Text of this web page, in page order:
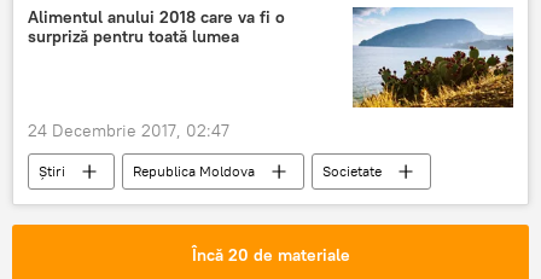
lei moldovenești din hârtie
Alimentul anului 2018 care va fi o
surpriză pentru toată lumea
24 Decembrie 2017, 02:47
Știri Republica Moldova Societate
Încă 20 de materiale